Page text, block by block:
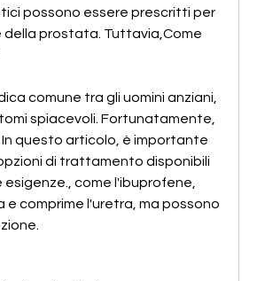
possono essere prescritti per
della prostata. Tuttavia,Come
comune tra gli uomini anziani,
spiacevoli. Fortunatamente,
questo articolo, è importante
di trattamento disponibili
come l'ibuprofene,
comprime l'uretra, ma possono